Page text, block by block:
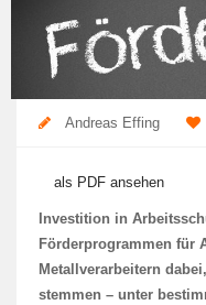
Andreas Effing
als PDF ansehen
Investition in
Förderprogrammen für
Metallverarbeitern
stemmen – unter